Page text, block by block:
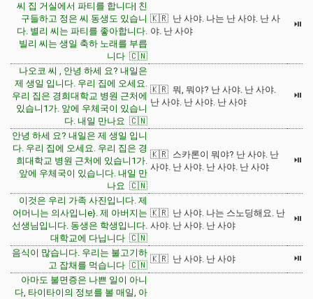
씨 집 거실에서 파티를 합니다| 친
구들하고 정은 씨 동생도 있습니
다. 별리 씨는 파티를 좋아합니다.
빌리 씨는 생일 축하 노래를 부릅
니다 🇨🇳
🇰🇷 난 사야. 나는 난 사야. 난 사
야. 난 사야
⏯
나오코 씨 , 안녕 하세 요? 내일은
제 생일 입니다. 우리 집에 오세요.
우리 집은 경희대학교 병원 근처에
있습니1가. 앞에 우체국이 있습니
다. 내일 만나요 🇨🇳
🇰🇷 뭐, 뭐야? 난 사야. 난 사야.
난 사야. 난 사야. 난 사야
⏯
안녕 하세 요? 내일은 제 생일 입니
다. 우리 집에 오세요. 우리 집은 경
희대학교 병원 근처에 있습니1가.
앞에 우체국이 있습니다. 내일 만
나요 🇨🇳
🇰🇷 스카론이 뭐야? 난 사야. 난
사야. 난 사야. 난 사야. 난 사야
⏯
이것은 우리 가족 사진입니다. 제
어머니는 의사입니e}. 제 아버지는
선생님입니다. 동생은 학생입니다.
대학교에 다닙니다 🇨🇳
🇰🇷 난 사야. 나는 스노딩해요. 난
사야. 난 사야. 난 사야
⏯
음식이 많습니다. 우리는 불고기하
고 잡채를 먹습니다 🇨🇳
🇰🇷 난 사야. 난 사야 ⏯
아마도 불면증은 나쁜 일이 아니
다, 타이타이의 정보를 볼 매일, 아